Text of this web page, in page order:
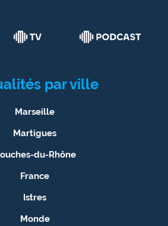
par ville
Marseille
Martigues
du-Rhône
France
Istres
Monde